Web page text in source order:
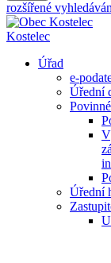
rozšířené
Kostelec
Úřad
e-
Úřední
Úřední